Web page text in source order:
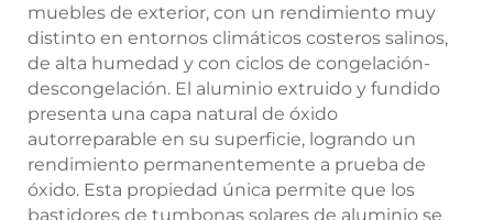
muebles de exterior, con un rendimiento muy
distinto en entornos climáticos costeros salinos,
de alta humedad y con ciclos de congelación-
descongelación. El aluminio extruido y fundido
presenta una capa natural de óxido
autorreparable en su superficie, logrando un
rendimiento permanentemente a prueba de
óxido. Esta propiedad única permite que los
bastidores de tumbonas solares de aluminio se